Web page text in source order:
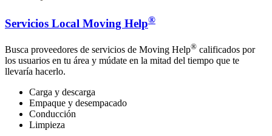
Servicios Local Moving Help®
Busca proveedores de servicios de Moving Help® calificados por
los usuarios en tu área y múdate en la mitad del tiempo que te
llevaría hacerlo.
Carga y descarga
Empaque y desempacado
Conducción
Limpieza